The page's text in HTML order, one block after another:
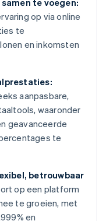
te voegen:
op via online
te
en inkomsten
aanpasbare,
waaronder
geavanceerde
te
betrouwbaar
op een platform
te groeien, met
en